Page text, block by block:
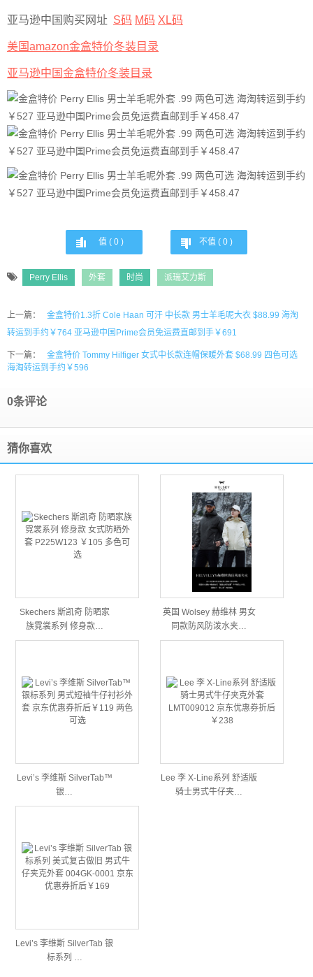
亚马逊中国购买网址 S码 M码 XL码
美国amazon金盒特价冬装目录
亚马逊中国金盒特价冬装目录
值 ( 0 ) 不值 ( 0 )
Perry Ellis 外套 时尚 派瑞艾力斯
上一篇：
金盒特价1.3折 Cole Haan 可汗 中长款 男士羊毛呢大衣 $88.99 海淘
转运到手约￥764 亚马逊中国Prime会员免运费直邮到手￥691
下一篇：
金盒特价 Tommy Hilfiger 女式中长款连帽保暖外套 $68.99 四色可选
海淘转运到手约￥596
0条评论
猜你喜欢
Skechers 斯凯奇 防晒家
族霓裳系列 修身款…
英国 Wolsey 赫维林 男女
同款防风防泼水夹…
Levi’s 李维斯 SilverTab™
银…
Lee 李 X-Line系列 舒适版
骑士男式牛仔夹…
Levi’s 李维斯 SilverTab 银
标系列 …